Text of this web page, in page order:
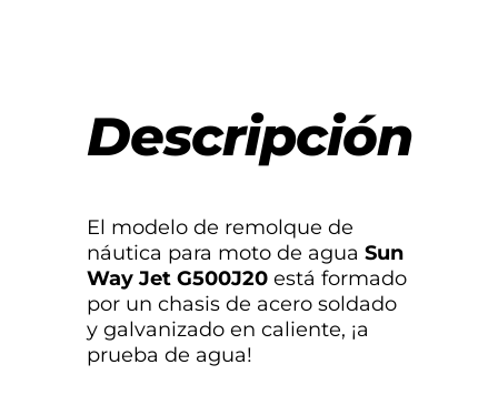
Descripción
El modelo de remolque de
náutica para moto de agua Sun
Way Jet G500J20 está formado
por un chasis de acero soldado
y galvanizado en caliente, ¡a
prueba de agua!